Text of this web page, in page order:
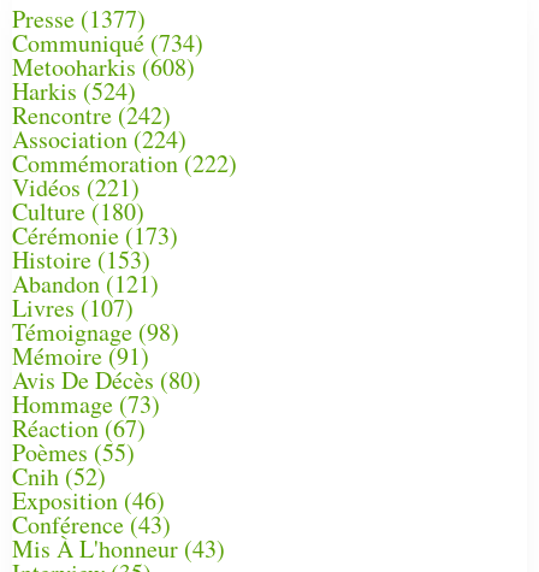
Presse (1377)
Communiqué (734)
Metooharkis (608)
Harkis (524)
Rencontre (242)
Association (224)
Commémoration(222)
Vidéos (221)
Culture(180)
Cérémonie (173)
Histoire (153)
Abandon(121)
Livres (107)
Témoignage (98)
Mémoire (91)
Avis De Décès (80)
Hommage (73)
Réaction(67)
Poèmes (55)
Cnih (52)
Exposition (46)
Conférence(43)
Mis À L'honneur (43)